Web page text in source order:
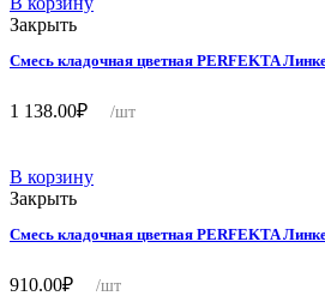
Закрыть
Смесь кладочная цветная PERFEKTA
1 138.00₽ /шт
В корзину
Закрыть
Смесь кладочная цветная PERFEKTA
910.00₽ /шт